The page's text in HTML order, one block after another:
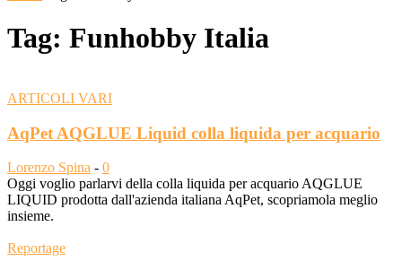
Tag: Funhobby Italia
ARTICOLI VARI
AqPet AQGLUE Liquid colla liquida per acquario
Lorenzo Spina - 0
Oggi voglio parlarvi della colla liquida per acquario AQGLUE
LIQUID prodotta dall'azienda italiana AqPet, scopriamola meglio
insieme.
Reportage